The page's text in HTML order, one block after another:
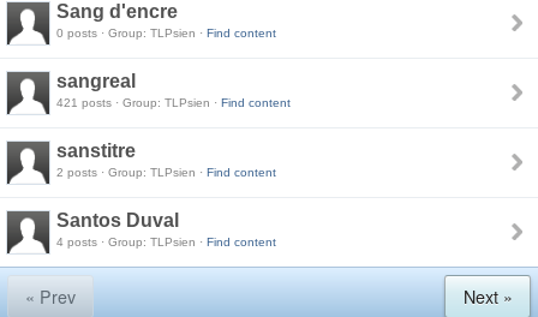
Sang d'encre
0 posts · Group: TLPsien · Find content
sangreal
421 posts · Group: TLPsien · Find content
sanstitre
2 posts · Group: TLPsien · Find content
Santos Duval
4 posts · Group: TLPsien · Find content
« Prev Next »